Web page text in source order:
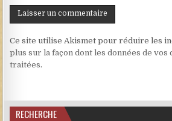
Ce site utilise Akismet pour réduire les
plus sur la façon dont les données de
traitées.
RECHERCHE